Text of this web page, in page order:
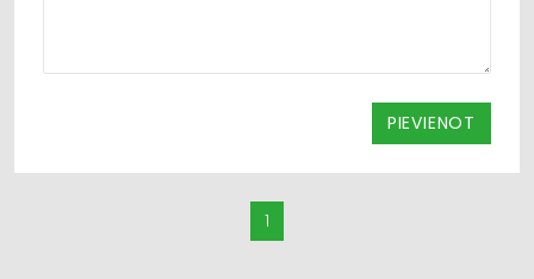
PIEVIENOT
1